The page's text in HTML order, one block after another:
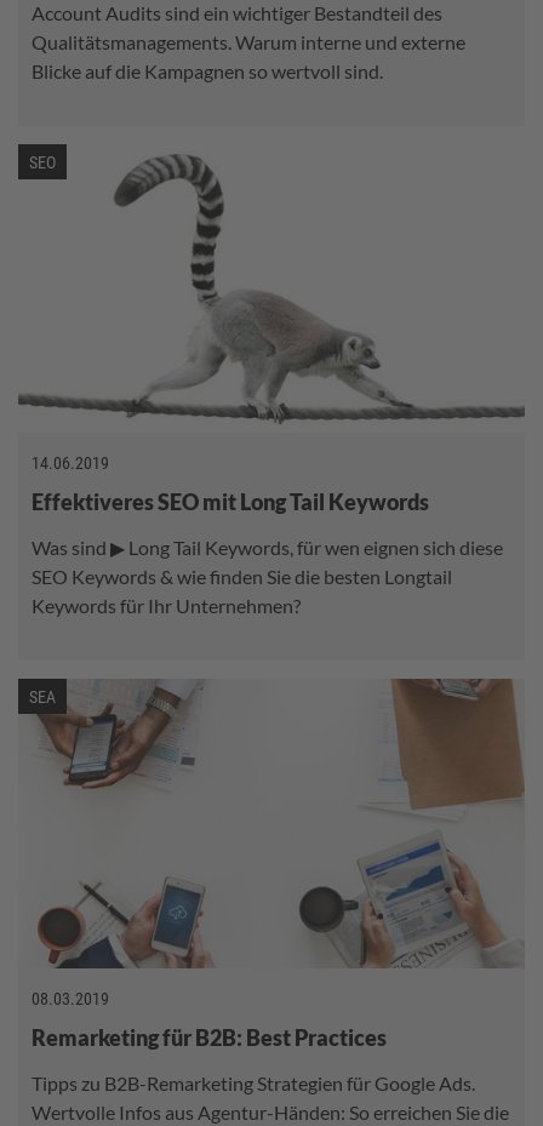
Account Audits sind ein wichtiger Bestandteil des
Qualitätsmanagements. Warum interne und externe
Blicke auf die Kampagnen so wertvoll sind.
SEO
14.06.2019
Effektiveres SEO mit Long Tail Keywords
Was sind ▶ Long Tail Keywords, für wen eignen sich diese
SEO Keywords & wie finden Sie die besten Longtail
Keywords für Ihr Unternehmen?
SEA
08.03.2019
Remarketing für B2B: Best Practices
Tipps zu B2B-Remarketing Strategien für Google Ads.
Wertvolle Infos aus Agentur-Händen: So erreichen Sie die